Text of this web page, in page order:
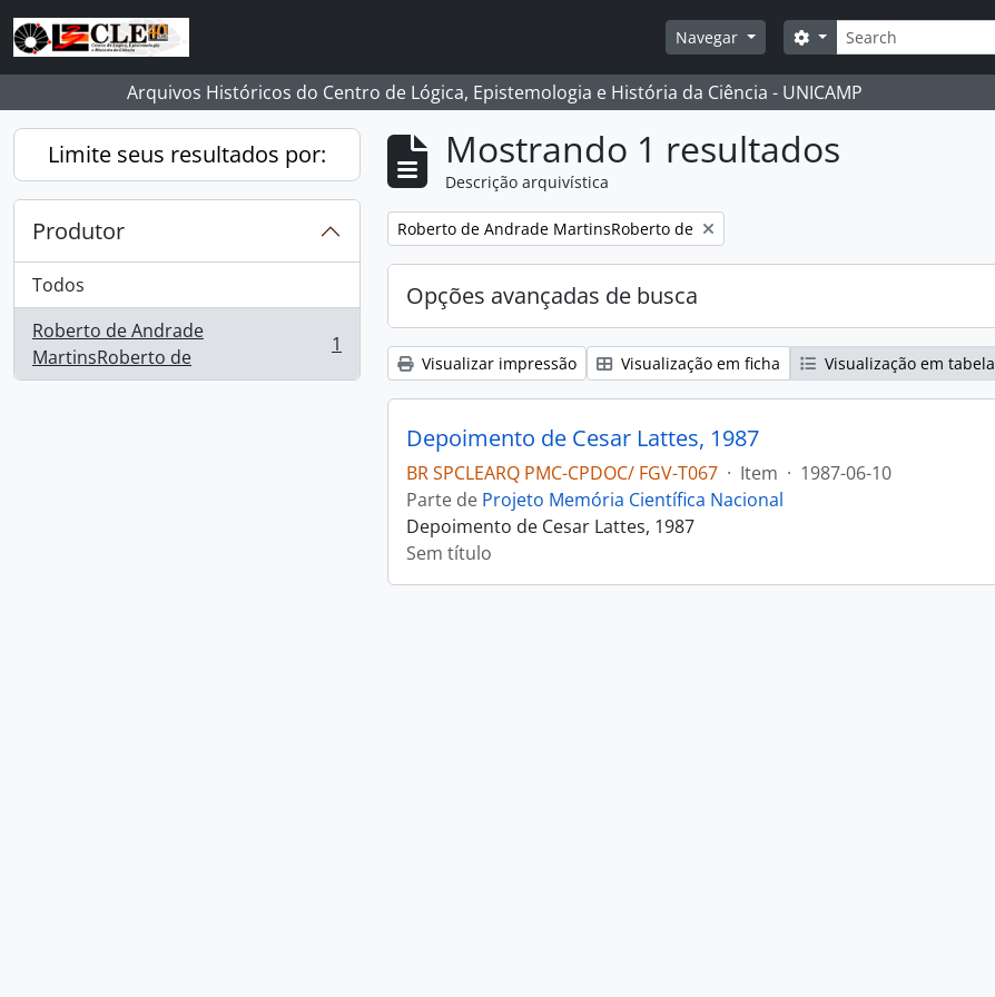
Skip to main content
Navegar
Buscar
Opções de busca
Arquivos Históricos do Centro de Lógica, Epistemologia e História da Ciência - UNICAMP
Limite seus resultados por:
Produtor
Todos
Roberto de Andrade
MartinsRoberto de
, 1 resultados 1
Mostrando 1 resultados
Descrição arquivística
Remover filtro:
Roberto de Andrade MartinsRoberto de
Opções avançadas de busca
Visualizar impressão Visualização em ficha Visualização em tabela
Depoimento de Cesar Lattes, 1987
BR SPCLEARQ PMC-CPDOC/ FGV-T067 · Item · 1987-06-10
Parte de Projeto Memória Científica Nacional
Depoimento de Cesar Lattes, 1987
Sem título